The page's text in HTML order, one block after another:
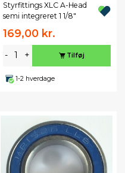
Styrfittings XLC A-Head
semi integreret 1 1/8"
169,00 kr.
- + Tilføj
1-2 hverdage